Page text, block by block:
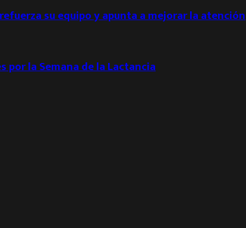
su equipo y apunta a mejorar la atención
por la Semana de la Lactancia